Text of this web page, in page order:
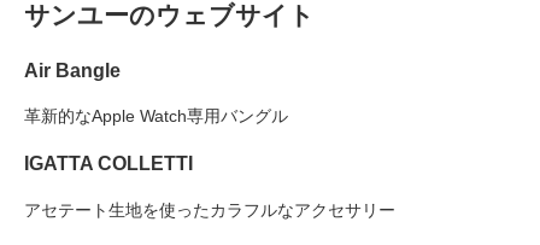
サンユーのウェブサイト
Air Bangle
革新的なApple Watch専用バングル
IGATTA COLLETTI
アセテート生地を使ったカラフルなアクセサリー